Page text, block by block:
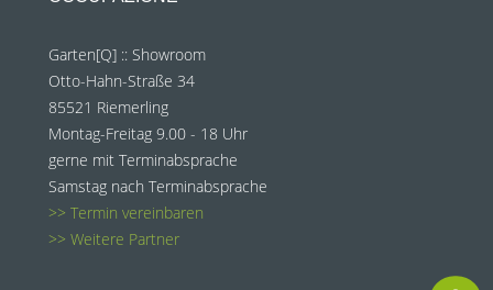
Garten[Q] :: Showroom
Otto-Hahn-Straße 34
85521 Riemerling
Montag-Freitag 9.00 - 18 Uhr
gerne mit Terminabsprache
Samstag nach Terminabsprache
>> Termin vereinbaren
>> Weitere Partner